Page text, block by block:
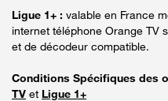
Ligue 1+ : valable en France
internet téléphone Orange TV
et de décodeur compatible.
Conditions Spécifiques des
TV et Ligue 1+